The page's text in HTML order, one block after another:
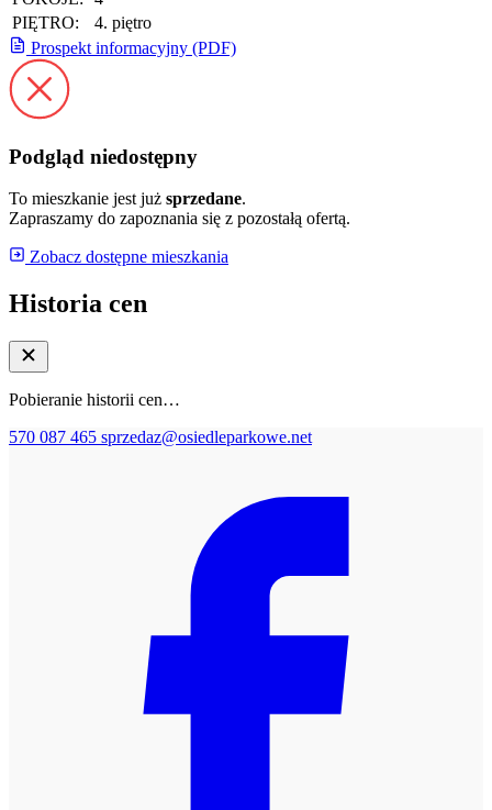
PIĘTRO:
4. piętro
Prospekt informacyjny (PDF)
Podgląd niedostępny
To mieszkanie jest już sprzedane.
Zapraszamy do zapoznania się z pozostałą ofertą.
Zobacz dostępne mieszkania
Historia cen
Pobieranie historii cen…
570 087 465 sprzedaz@osiedleparkowe.net